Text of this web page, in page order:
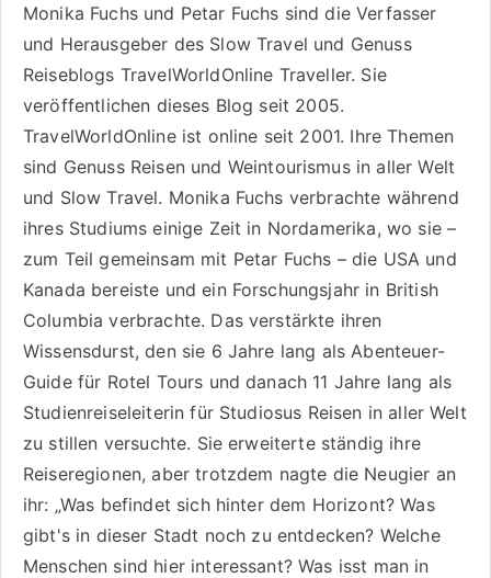
Monika Fuchs und Petar Fuchs sind die Verfasser
und Herausgeber des Slow Travel und Genuss
Reiseblogs TravelWorldOnline Traveller. Sie
veröffentlichen dieses Blog seit 2005.
TravelWorldOnline ist online seit 2001. Ihre Themen
sind Genuss Reisenund Weintourismusin aller Welt
und Slow Travel. Monika Fuchs verbrachte während
ihres Studiums einige Zeit in Nordamerika, wo sie –
zum Teil gemeinsam mit Petar Fuchs – die USA und
Kanada bereiste und ein Forschungsjahr in British
Columbia verbrachte. Das verstärkte ihren
Wissensdurst, den sie 6 Jahre lang als Abenteuer-
Guide für Rotel Tours und danach 11 Jahre lang als
Studienreiseleiterin für Studiosus Reisen in aller Welt
zu stillen versuchte. Sie erweiterte ständig ihre
Reiseregionen, aber trotzdem nagte die Neugier an
ihr: „Was befindet sich hinter dem Horizont? Was
gibt's in dieser Stadt noch zu entdecken? Welche
Menschen sind hier interessant? Was isst man in